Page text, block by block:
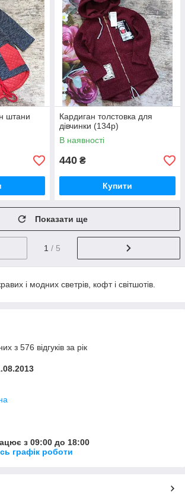
штани
Кардиган толстовка для
дівчинки (134р)
В наявності
440 ₴
Купити
Показати ще
1 / 5
і модних светрів, кофт і світшотів.
з 576 відгуків за рік
з 09:00 до 18:00
графік роботи